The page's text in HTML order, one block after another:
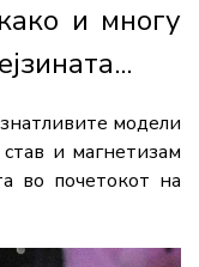
и многу
модели
и магнетизам
во почетокот на